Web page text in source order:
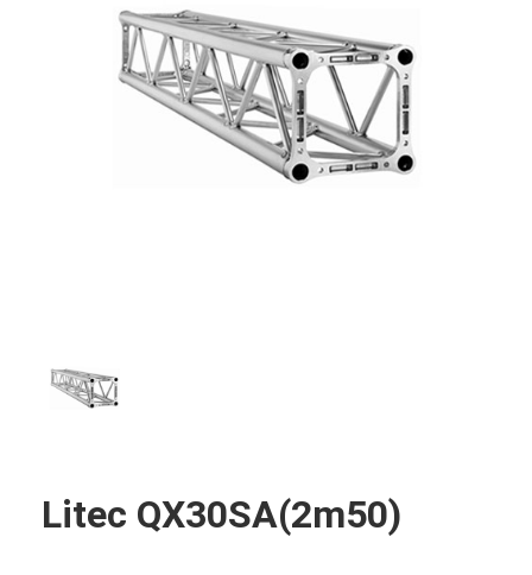
Litec QX30SA(2m50)